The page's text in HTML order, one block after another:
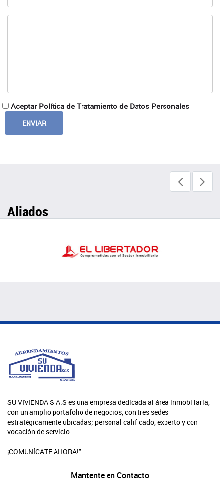
Aceptar Política de Tratamiento de Datos Personales
Aliados
SU VIVIENDA S.A.S es una empresa dedicada al área inmobiliaria,
con un amplio portafolio de negocios, con tres sedes
estratégicamente ubicadas; personal calificado, experto y con
vocación de servicio.
¡COMUNÍCATE AHORA!"
Mantente en Contacto